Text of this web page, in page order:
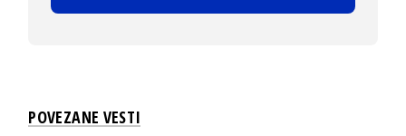
POVEZANE VESTI